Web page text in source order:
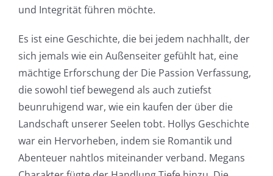
und Integrität führen möchte.
Es ist eine Geschichte, die bei jedem nachhallt, der
sich jemals wie ein Außenseiter gefühlt hat, eine
mächtige Erforschung der Die Passion Verfassung,
die sowohl tief bewegend als auch zutiefst
beunruhigend war, wie ein kaufen der über die
Landschaft unserer Seelen tobt. Hollys Geschichte
war ein Hervorheben, indem sie Romantik und
Abenteuer nahtlos miteinander verband. Megans